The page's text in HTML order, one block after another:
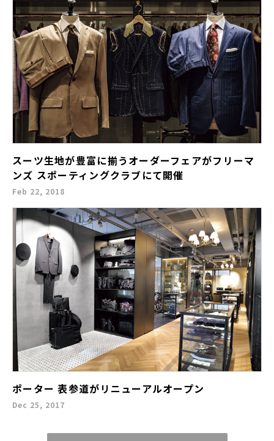
スーツ生地が豊富に揃うオーダーフェアがフリーマ
ンズ スポーティングクラブにて開催
Feb 22, 2018
ポーター 表参道がリニューアルオープン
Dec 25, 2017